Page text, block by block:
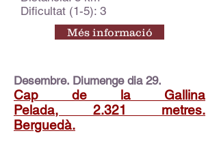
Dificultat (1-5): 3
Més informació
Desembre. Diumenge dia 29.
Cap de la Gallina
Pelada, 2.321 metres.
Berguedà.